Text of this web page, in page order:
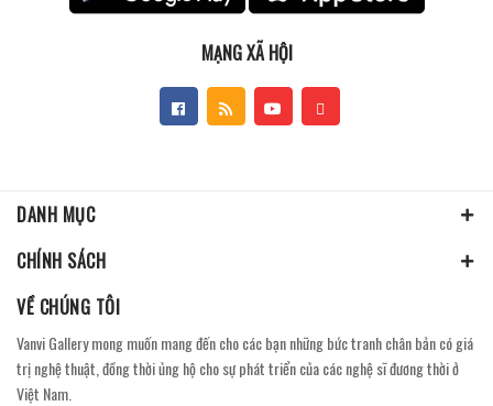
MẠNG XÃ HỘI
DANH MỤC
CHÍNH SÁCH
VỀ CHÚNG TÔI
Vanvi Gallery mong muốn mang đến cho các bạn những bức tranh chân bản có giá
trị nghệ thuật, đồng thời ủng hộ cho sự phát triển của các nghệ sĩ đương thời ở
Việt Nam.